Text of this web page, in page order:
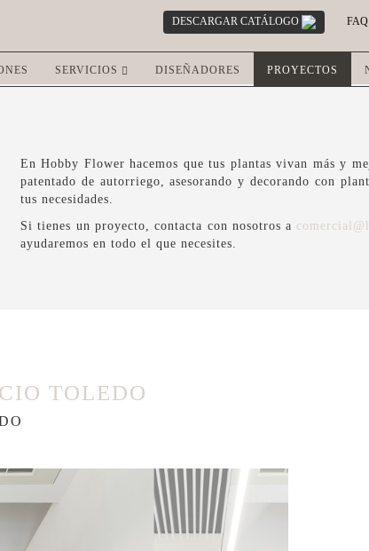
DESCARGAR CATÁLOGO FAQ
SERVICIOS DISEÑADORES PROYECTOS
En Hobby Flower hacemos que tus plantas vivan más y
patentado de autorriego, asesorando y decorando con
tus necesidades.
Si tienes un proyecto, contacta con nosotros a
ayudaremos en todo el que necesites.
TOLEDO